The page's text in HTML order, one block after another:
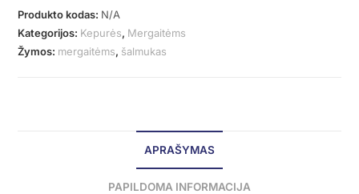
Produkto kodas: N/A
Kategorijos: Kepurės, Mergaitėms
Žymos: mergaitėms, šalmukas
APRAŠYMAS
PAPILDOMA INFORMACIJA